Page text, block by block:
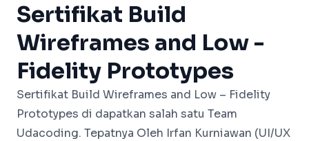
Sertifikat Build
Wireframes and Low -
Fidelity Prototypes
Sertifikat Build Wireframes and Low – Fidelity
Prototypes di dapatkan salah satu Team
Udacoding. Tepatnya Oleh Irfan Kurniawan (UI/UX